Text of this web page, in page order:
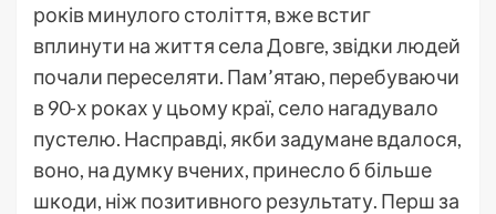
років минулого століття, вже встиг
вплинути на життя села Довге, звідки людей
почали переселяти. Пам’ятаю, перебуваючи
в 90-х роках у цьому краї, село нагадувало
пустелю. Насправді, якби задумане вдалося,
воно, на думку вчених, принесло б більше
шкоди, ніж позитивного результату. Перш за